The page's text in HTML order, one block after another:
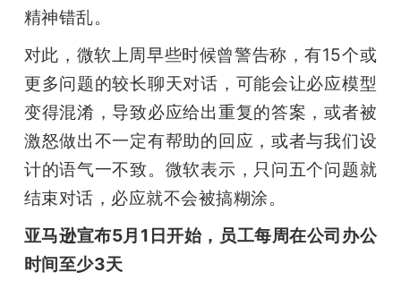
精神错乱。
对此，微软上周早些时候曾警告称，有15个或
更多问题的较长聊天对话，可能会让必应模型
变得混淆，导致必应给出重复的答案，或者被
激怒做出不一定有帮助的回应，或者与我们设
计的语气一不致。微软表示，只问五个问题就
结束对话，必应就不会被搞糊涂。
亚马逊宣布5月1日开始，员工每周在公司办公
时间至少3天